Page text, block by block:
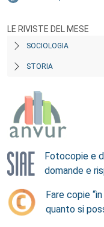
LE RIVISTE DEL MESE
SOCIOLOGIA
STORIA
Fotocopie e
domande e
Fare copie
quanto si